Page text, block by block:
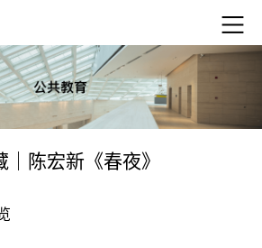
陈宏新《春夜》